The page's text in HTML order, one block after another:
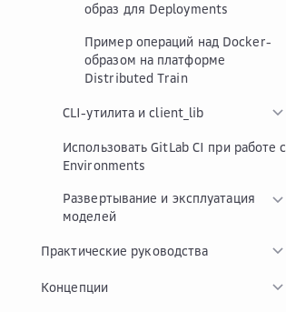
образ для Deployments
Пример операций над Docker-
образом на платформе
Distributed Train
CLI-утилита и client_lib
Использовать GitLab CI при работе с
Environments
Развертывание и эксплуатация
моделей
Практические руководства
Концепции